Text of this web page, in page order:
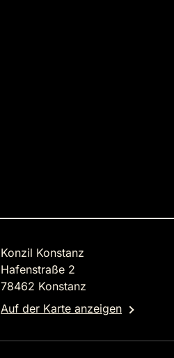
Konzil Konstanz
Hafenstraße 2
78462 Konstanz
Auf der Karte anzeigen